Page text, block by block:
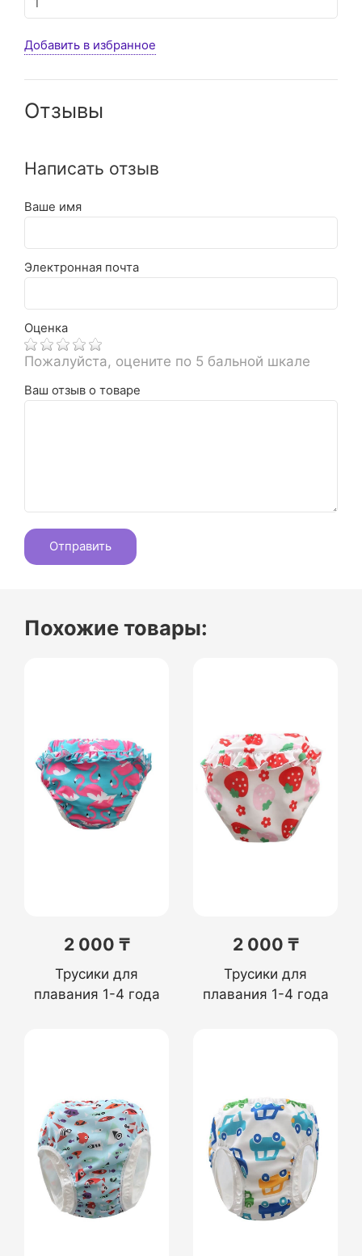
Добавить в избранное
Отзывы
Написать отзыв
Ваше имя
Электронная почта
Оценка
Пожалуйста, оцените по 5 бальной шкале
Ваш отзыв о товаре
Похожие товары:
2 000 ₸
Трусики для
плавания 1-4 года
2 000 ₸
Трусики для
плавания 1-4 года